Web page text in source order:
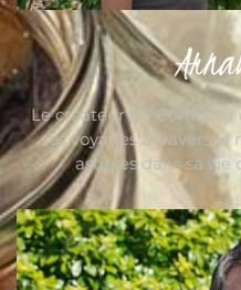
Le créateur du Comptoir
ses voyages à travers le
astuces dans sa